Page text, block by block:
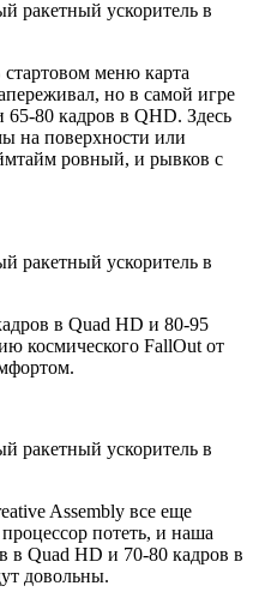
меню карта
но в самой игре
80 кадров в QHD. Здесь
на поверхности или
ровный, и рывков с
в Quad HD и 80-95
космического FallOut от
Assembly все еще
потеть, и наша
в Quad HD и 70-80 кадров в
довольны.